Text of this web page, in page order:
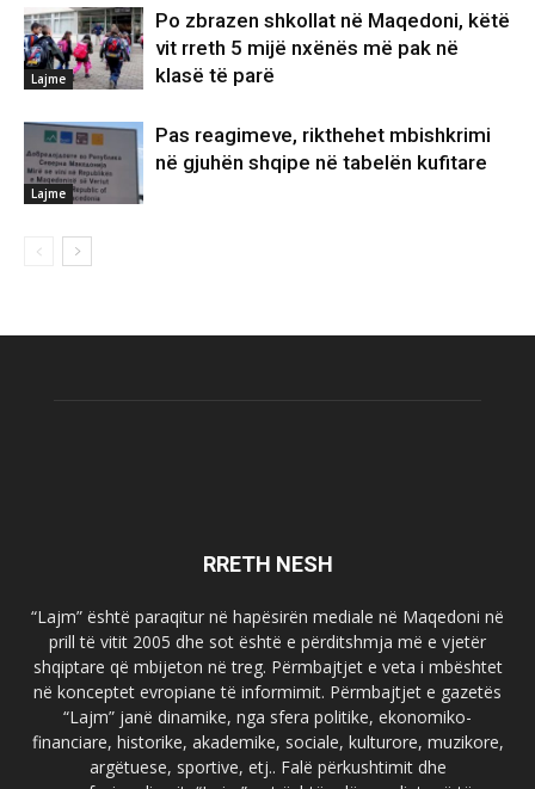
Lajme
Po zbrazen shkollat në Maqedoni, këtë
vit rreth 5 mijë nxënës më pak në
klasë të parë
Lajme
Pas reagimeve, rikthehet mbishkrimi
në gjuhën shqipe në tabelën kufitare
RRETH NESH
“Lajm” është paraqitur në hapësirën mediale në Maqedoni në
prill të vitit 2005 dhe sot është e përditshmja më e vjetër
shqiptare që mbijeton në treg. Përmbajtjet e veta i mbështet
në konceptet evropiane të informimit. Përmbajtjet e gazetës
“Lajm” janë dinamike, nga sfera politike, ekonomiko-
financiare, historike, akademike, sociale, kulturore, muzikore,
argëtuese, sportive, etj.. Falë përkushtimit dhe